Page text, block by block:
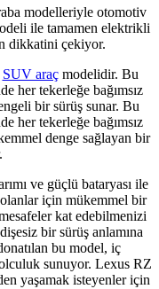
modelleriyle otomotiv
ile tamamen elektrikli
dikkatini çekiyor.
SUV araçmodelidir. Bu
her tekerleğe bağımsız
bir sürüş sunar. Bu
her tekerleğe bağımsız
denge sağlayan bir
ve güçlü bataryası ile
için mükemmel bir
kat edebilmenizi
bir sürüş anlamına
bu model, iç
sunuyor. Lexus RZ
yaşamak isteyenler için